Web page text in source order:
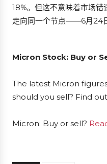
18%。但这不意味着市场
走向同一个节点——6月24
Micron Stock: Buy or
The latest Micron
should you sell? Find
Micron: Buy or sell?